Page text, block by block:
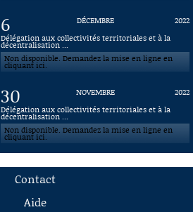
6 DÉCEMBRE
2022
Délégation aux collectivités territoriales et à la
décentralisation ...
Non disponible. Demandez la mise en ligne en
cliquant ici.
30 NOVEMBRE
2022
Délégation aux collectivités territoriales et à la
décentralisation ...
Non disponible. Demandez la mise en ligne en
cliquant ici.
Contact
Aide